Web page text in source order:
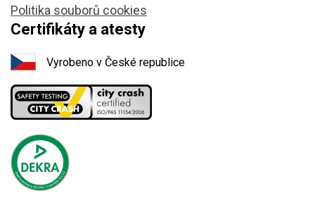
Politika souborů cookies
Certifikáty a atesty
Vyrobeno v České republice